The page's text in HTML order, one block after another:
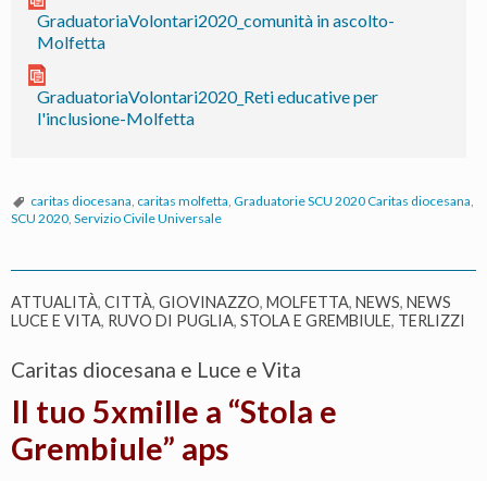
GraduatoriaVolontari2020_comunità in ascolto-
Molfetta
GraduatoriaVolontari2020_Reti educative per
l'inclusione-Molfetta
caritas diocesana, caritas molfetta, Graduatorie SCU 2020 Caritas diocesana,
SCU 2020, Servizio Civile Universale
ATTUALITÀ, CITTÀ, GIOVINAZZO, MOLFETTA, NEWS, NEWS
LUCE E VITA, RUVO DI PUGLIA, STOLA E GREMBIULE, TERLIZZI
Caritas diocesana e Luce e Vita
Il tuo 5xmille a “Stola e
Grembiule” aps